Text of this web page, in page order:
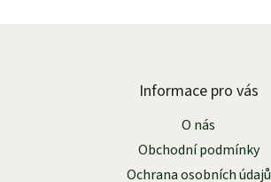
Informace pro vás
O nás
Obchodní podmínky
Ochrana osobních údajů